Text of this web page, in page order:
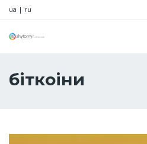
ua | ru
біткоіни